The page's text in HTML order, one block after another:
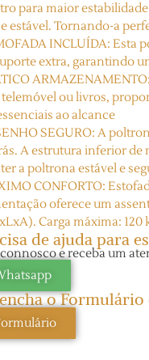
para maior
estável. Tornando-a
INCLUÍDA: Esta
extra, garantindo
telemóvel ou livros,
ao alcance
SEGURO: A
A estrutura inferior de
a poltrona estável e
CONFORTO:
oferece um
Carga máxima: 120
de ajuda para
e receba um
o Formulário